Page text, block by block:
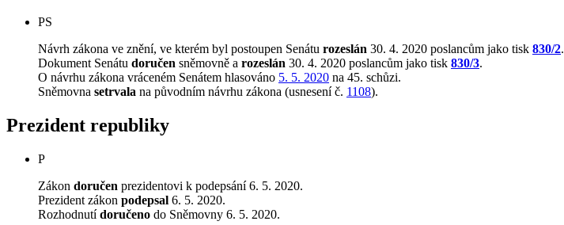
PS
Návrh zákona ve znění, ve kterém byl postoupen Senátu rozeslán 30. 4. 2020 poslancům jako tisk 830/2.
Dokument Senátu doručen sněmovně a rozeslán 30. 4. 2020 poslancům jako tisk 830/3.
O návrhu zákona vráceném Senátem hlasováno 5. 5. 2020 na 45. schůzi.
Sněmovna setrvala na původním návrhu zákona (usnesení č. 1108).
Prezident republiky
P
Zákon doručen prezidentovi k podepsání 6. 5. 2020.
Prezident zákon podepsal 6. 5. 2020.
Rozhodnutídoručeno do Sněmovny 6. 5. 2020.